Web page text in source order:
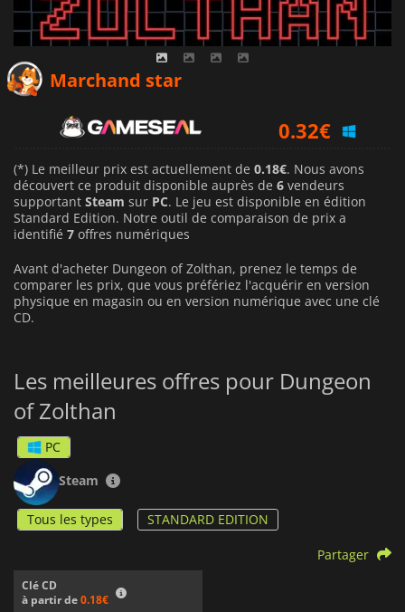
Marchand star
0.32€
0.35€
(*) Le meilleur prix est actuellement de 0.18€. Nous avons
découvert ce produit disponible auprès de 6 vendeurs
supportant Steam sur PC. Le jeu est disponible en édition
Standard Edition. Notre outil de comparaison de prix a
identifié 7 offres numériques
Avant d'acheter Dungeon of Zolthan, prenez le temps de
comparer les prix, que vous préfériez l'acquérir en version
physique en magasin ou en version numérique avec une clé
CD.
Les meilleures offres pour Dungeon
of Zolthan
PC
Steam
Tous les types STANDARD EDITION
Clé CD
à partir de0.18€
Partager